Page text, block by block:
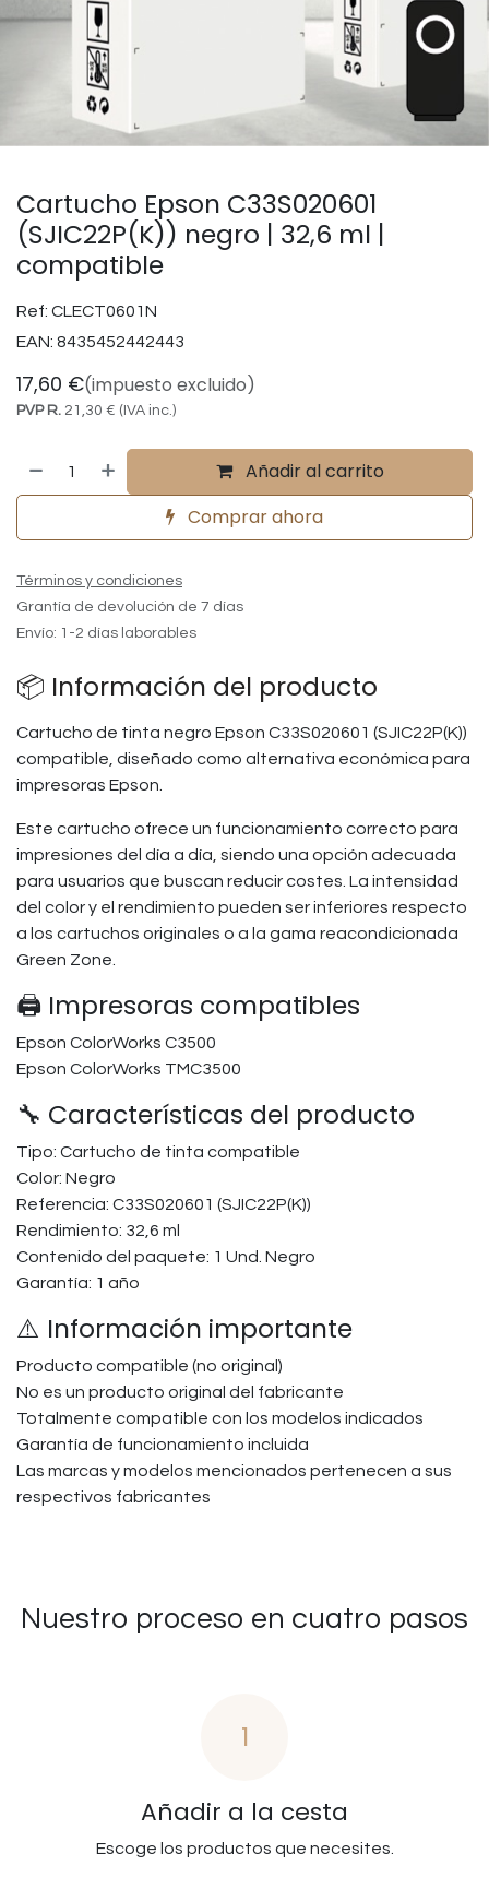
Cartucho Epson C33S020601
(SJIC22P(K)) negro | 32,6 ml |
compatible
Ref: CLECT0601N
EAN: 8435452442443
17,60 €(impuesto excluido)
PVP R. 21,30 € (IVA inc.)
Añadir al carrito
Comprar ahora
Términos y condiciones
Grantía de devolución de 7 días
Envío: 1-2 días laborables
📦 Información del producto
Cartucho de tinta negro Epson C33S020601 (SJIC22P(K))
compatible, diseñado como alternativa económica para
impresoras Epson.
Este cartucho ofrece un funcionamiento correcto para
impresiones del día a día, siendo una opción adecuada
para usuarios que buscan reducir costes. La intensidad
del color y el rendimiento pueden ser inferiores respecto
a los cartuchos originales o a la gama reacondicionada
Green Zone.
🖨️ Impresoras compatibles
Epson ColorWorks C3500
Epson ColorWorks TMC3500
🔧 Características del producto
Tipo: Cartucho de tinta compatible
Color: Negro
Referencia: C33S020601 (SJIC22P(K))
Rendimiento: 32,6 ml
Contenido del paquete: 1 Und. Negro
Garantía: 1 año
⚠️ Información importante
Producto compatible (no original)
No es un producto original del fabricante
Totalmente compatible con los modelos indicados
Garantía de funcionamiento incluida
Las marcas y modelos mencionados pertenecen a sus
respectivos fabricantes
Nuestro proceso en cuatro pasos
1
Añadir a la cesta
Escoge los productos que necesites.